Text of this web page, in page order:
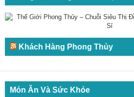
Khách Hàng Phong Thủy
Món Ăn Và Sức Khỏe